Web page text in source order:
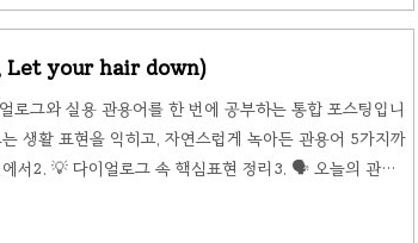
Let your hair down)
그와 실용 관용어를 한 번에 공부하는 통합 포스팅입니
생활 표현을 익히고, 자연스럽게 녹아든 관용어 5가지까
서2. 💡 다이얼로그 속 핵심표현 정리3. 🗣️ 오늘의 관용
📌 상황 설명 (Situation)직장인 Rachel은 예약 없이 동